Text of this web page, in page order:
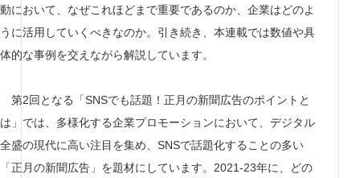
動において、なぜこれほどまで重要であるのか、企業はどのよ
うに活用していくべきなのか。引き続き、本連載では数値や具
体的な事例を交えながら解説しています。
第2回となる「SNSでも話題！正月の新聞広告のポイントと
は」では、多様化する企業プロモーションにおいて、デジタル
全盛の現代に高い注目を集め、SNSで話題化することの多い
「正月の新聞広告」を題材にしています。2021-23年に、どの